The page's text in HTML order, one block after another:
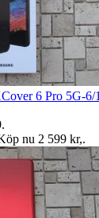
6 Pro 5G-
.
nu 2 599 kr,.